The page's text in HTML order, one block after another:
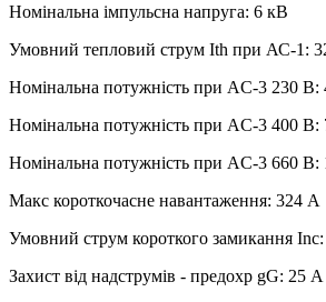
Номінальна імпульсна напруга: 6 кВ
Умовний тепловий струм Ith при АС-1:
Номінальна потужність при AC-3 230 В:
Номінальна потужність при AC-3 400 В:
Номінальна потужність при AC-3 660 В:
Макс короткочасне навантаження: 324 А
Умовний струм короткого замикання
Захист від надструмів - предохр gG: 25 А